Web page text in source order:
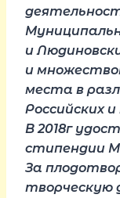
и
и
места в
Российских
В 2018г
стипендии
За
творческую